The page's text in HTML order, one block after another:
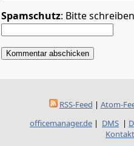
Spamschutz: Bitte
RSS-Feed | Atom-
officemanager.de | DMS |